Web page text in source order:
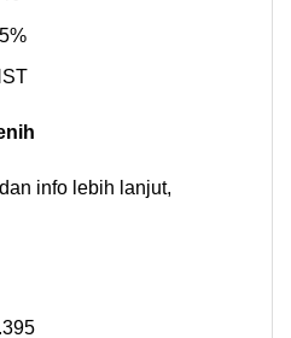
info lebih lanjut,